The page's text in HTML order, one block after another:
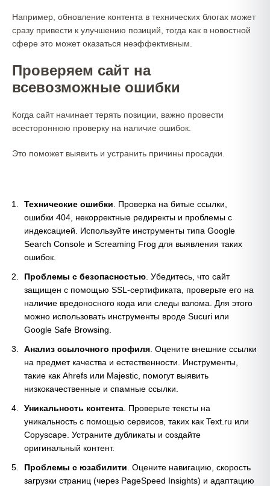
Например, обновление контента в технических блогах может
сразу привести к улучшению позиций, тогда как в новостной
сфере это может оказаться неэффективным.
Проверяем сайт на
всевозможные ошибки
Когда сайт начинает терять позиции, важно провести
всестороннюю проверку на наличие ошибок.
Это поможет выявить и устранить причины просадки.
Технические ошибки . Проверка на битые ссылки,
ошибки 404, некорректные редиректы и проблемы с
индексацией. Используйте инструменты типа Google
Search Console и Screaming Frog для выявления таких
ошибок.
Проблемы с безопасностью . Убедитесь, что сайт
защищен с помощью SSL-сертификата, проверьте его на
наличие вредоносного кода или следы взлома. Для этого
можно использовать инструменты вроде Sucuri или
Google Safe Browsing.
Анализ ссылочного профиля . Оцените внешние ссылки
на предмет качества и естественности. Инструменты,
такие как Ahrefs или Majestic, помогут выявить
низкокачественные и спамные ссылки.
Уникальность контента . Проверьте тексты на
уникальность с помощью сервисов, таких как Text.ru или
Copyscape. Устраните дубликаты и создайте
оригинальный контент.
Проблемы с юзабилити . Оцените навигацию, скорость
загрузки страниц (через PageSpeed Insights) и адаптацию